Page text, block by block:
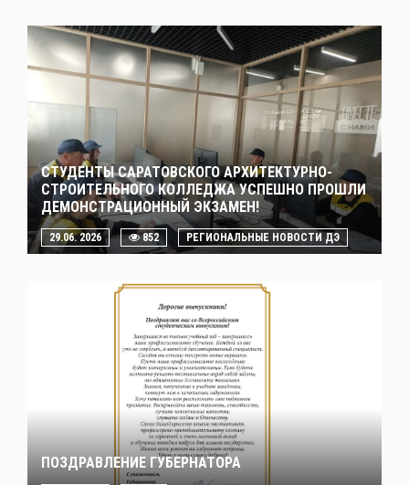
СТУДЕНТЫ САРАТОВСКОГО АРХИТЕКТУРНО-
СТРОИТЕЛЬНОГО КОЛЛЕДЖА УСПЕШНО ПРОШЛИ
ДЕМОНСТРАЦИОННЫЙ ЭКЗАМЕН!
29.06. 2026 852 РЕГИОНАЛЬНЫЕ НОВОСТИ ДЭ
ПОЗДРАВЛЕНИЕ ГУБЕРНАТОРА